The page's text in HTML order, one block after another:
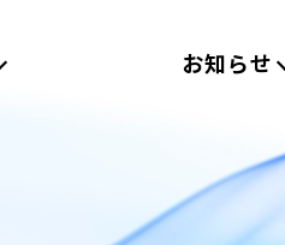
お知らせ